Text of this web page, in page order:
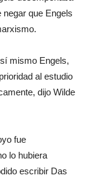
negar que Engels
mismo Engels,
al estudio
dijo Wilde
fue
lo hubiera
escribir Das